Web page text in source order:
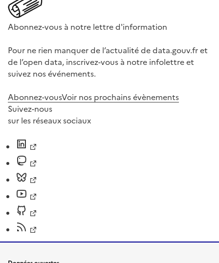
Abonnez-vous à notre lettre d'information
Pour ne rien manquer de l’actualité de data.gouv.fr et
de l’open data, inscrivez-vous à notre infolettre et
suivez nos événements.
Abonnez-vousVoir nos prochains évènements
Suivez-nous
sur les réseaux sociaux